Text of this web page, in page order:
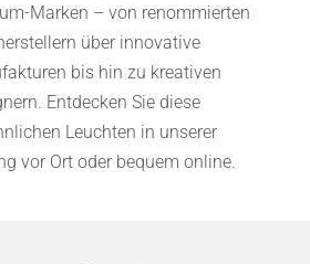
Marken – von renommierten
über innovative
bis hin zu kreativen
Entdecken Sie diese
Leuchten in unserer
vor Ort oder bequem online.